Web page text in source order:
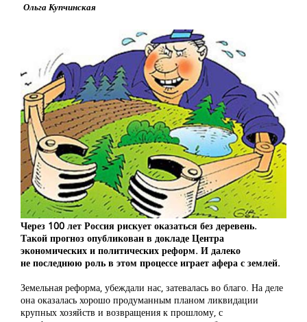
Ольга Купчинская
Через 100 лет Россия рискует оказаться без деревень.
Такой прогноз опубликован в докладе Центра
экономических и политических реформ. И далеко
не последнюю роль в этом процессе играет афера с землей.
Земельная реформа, убеждали нас, затевалась во благо. На деле
она оказалась хорошо продуманным планом ликвидации
крупных хозяйств и возвращения к прошлому, с